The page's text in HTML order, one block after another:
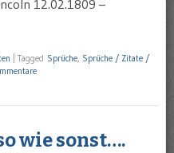
12.02.1809 –
Tagged Sprüche Sprüche / Zitate /
wie sonst….